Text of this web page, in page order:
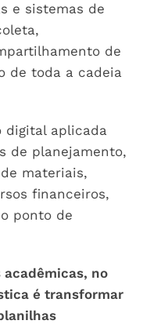
e sistemas de
de
de toda a cadeia
digital aplicada
de planejamento,
materiais,
financeiros,
ponto de
no
é transformar